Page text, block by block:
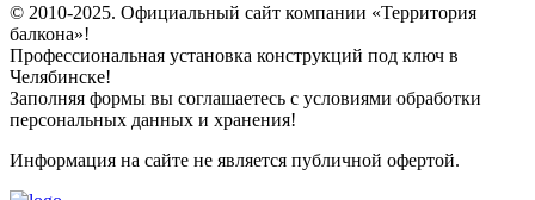
© 2010-2025. Официальный сайт компании «Территория
балкона»!
Профессиональная установка конструкций под ключ в
Челябинске!
Заполняя формы вы соглашаетесь с условиями обработки
персональных данных и хранения!
Информация на сайте не является публичной офертой.